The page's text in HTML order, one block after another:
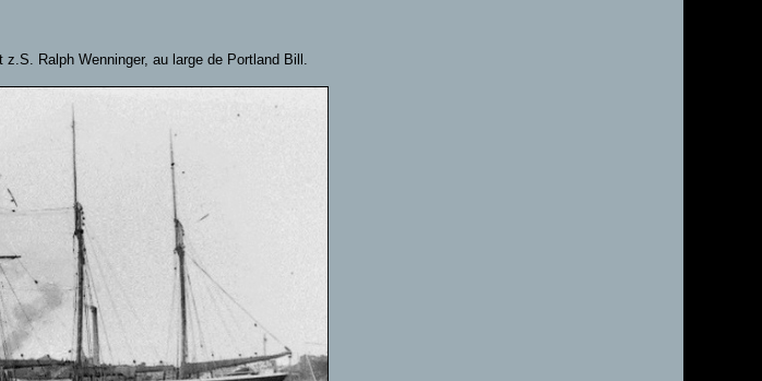
z.S. Ralph Wenninger, au large de Portland Bill.